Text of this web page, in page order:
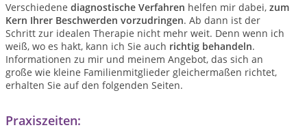
Verschiedene diagnostische Verfahren helfen mir dabei, zum
Kern Ihrer Beschwerden vorzudringen. Ab dann ist der
Schritt zur idealen Therapie nicht mehr weit. Denn wenn ich
weiß, wo es hakt, kann ich Sie auch richtig behandeln.
Informationen zu mir und meinem Angebot, das sich an
große wie kleine Familienmitglieder gleichermaßen richtet,
erhalten Sie auf den folgenden Seiten.
Praxiszeiten: